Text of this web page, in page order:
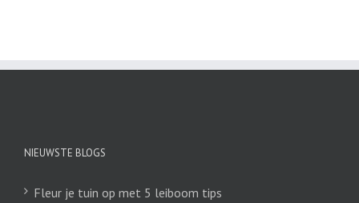
NIEUWSTE BLOGS
Fleur je tuin op met 5 leiboom tips